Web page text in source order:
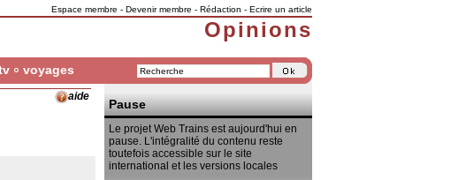
Espace membre - Devenir membre - Rédaction - Ecrire un article
Opinions
voyages
aide
Pause
Le projet Web Trains est aujourd'hui en
pause. L'intégralité du contenu reste
toutefois accessible sur le site
international et les versions locales